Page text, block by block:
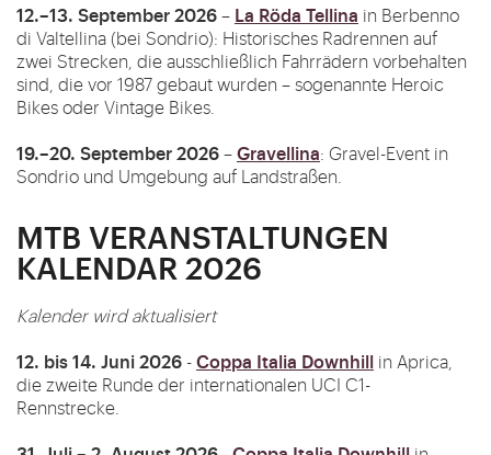
12.–13. September 2026– La Röda Tellina in Berbenno
di Valtellina (bei Sondrio): Historisches Radrennen auf
zwei Strecken, die ausschließlich Fahrrädern vorbehalten
sind, die vor 1987 gebaut wurden – sogenannte Heroic
Bikes oder Vintage Bikes.
19.–20. September 2026–Gravellina: Gravel-Event in
Sondrio und Umgebung auf Landstraßen.
MTB VERANSTALTUNGEN
KALENDAR 2026
Kalender wird aktualisiert
12. bis 14. Juni 2026 -Coppa Italia Downhill in Aprica,
die zweite Runde der internationalen UCI C1-
Rennstrecke.